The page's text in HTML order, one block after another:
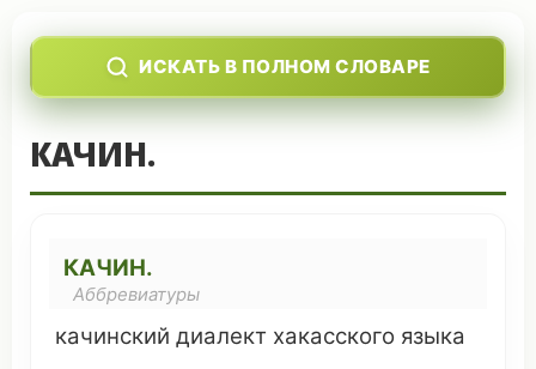
ИСКАТЬ В ПОЛНОМ СЛОВАРЕ
КАЧИН.
КАЧИН.
Аббревиатуры
качинский диалект хакасского языка